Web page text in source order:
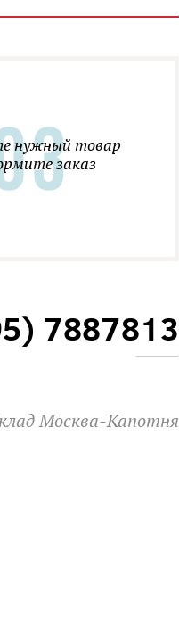
нужный товар
заказ
7887813
Москва-Капотня